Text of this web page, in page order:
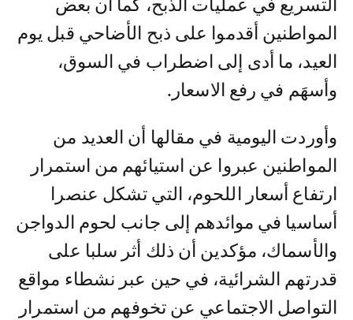
التسريع في عمليات الذبح، كما أن بعض
المواطنين أقدموا على ذبح الأضاحي قبل يوم
العيد، ما أدى إلى اضطراب في السوق،
وأسهَم في رفع الاسعار.
وأوردت اليومية في مقالها أن العديد من
المواطنين عبروا عن استيائهم من استمرار
ارتفاع أسعار اللحوم، التي تشكل عنصرا
أساسيا في موائدهم إلى جانب لحوم الدواجن
والأسماك، مؤكدين أن ذلك أثر سلبا على
قدرتهم الشرائية، في حين عبر نشطاء مواقع
التواصل الاجتماعي عن تخوفهم من استمرار